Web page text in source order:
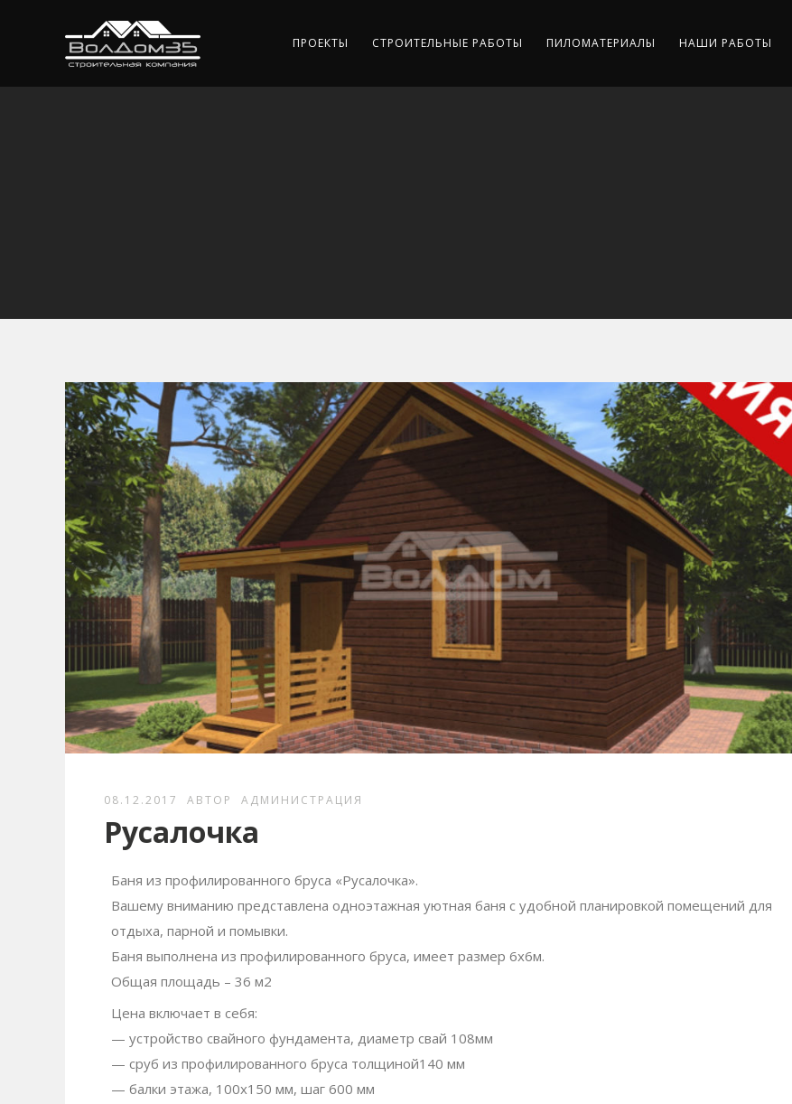
ПРОЕКТЫ СТРОИТЕЛЬНЫЕ РАБОТЫ ПИЛОМАТЕРИАЛЫ НАШИ РАБОТЫ
08.12.2017 АВТОР АДМИНИСТРАЦИЯ
Русалочка
Баня из профилированного бруса «Русалочка».
Вашему вниманию представлена одноэтажная уютная баня с удобной планировкой помещений для
отдыха, парной и помывки.
Баня выполнена из профилированного бруса, имеет размер 6х6м.
Общая площадь – 36 м2
Цена включает в себя:
— устройство свайного фундамента, диаметр свай 108мм
— сруб из профилированного бруса толщиной140 мм
— балки этажа, 100х150 мм, шаг 600 мм